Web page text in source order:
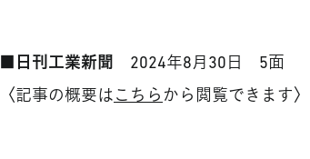
■日刊工業新聞 2024年8月30日 5面
〈記事の概要は こちら から閲覧できます〉